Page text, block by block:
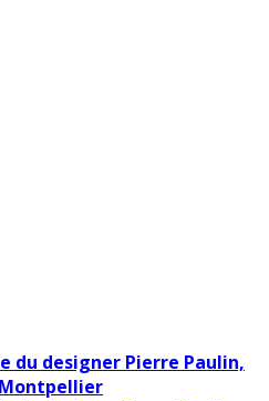
du designer Pierre Paulin,